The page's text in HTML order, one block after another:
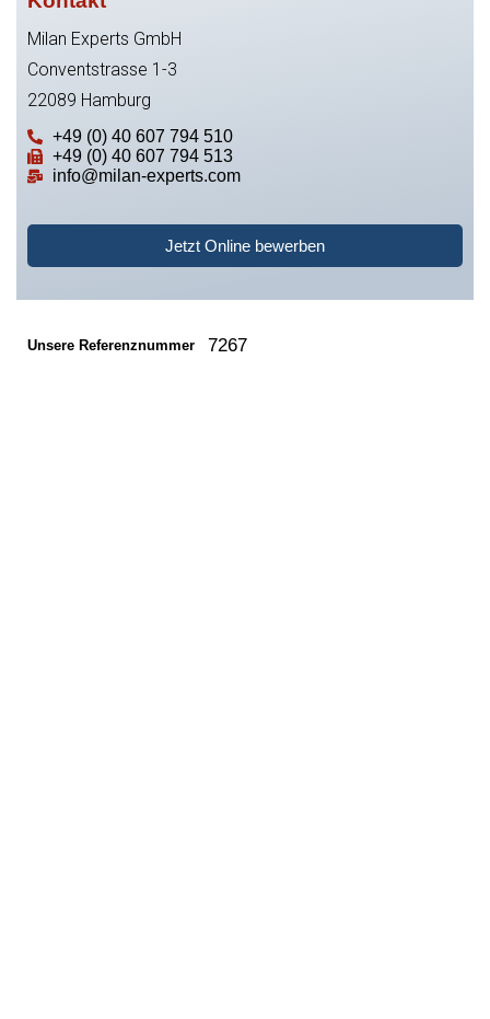
Milan Experts GmbH
Conventstrasse 1-3
22089 Hamburg
+49 (0) 40 607 794 510
+49 (0) 40 607 794 513
info@milan-experts.com
Jetzt Online bewerben
Unsere Referenznummer 7267